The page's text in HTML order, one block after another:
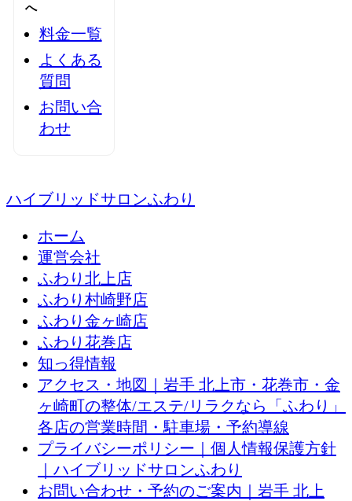
へ
料金一覧
よくある
質問
お問い合
わせ
ハイブリッドサロンふわり
ホーム
運営会社
ふわり北上店
ふわり村崎野店
ふわり金ヶ崎店
ふわり花巻店
知っ得情報
アクセス・地図｜岩手 北上市・花巻市・金
ヶ崎町の整体/エステ/リラクなら「ふわり」
各店の営業時間・駐車場・予約導線
プライバシーポリシー｜個人情報保護方針
｜ハイブリッドサロンふわり
お問い合わせ・予約のご案内｜岩手 北上